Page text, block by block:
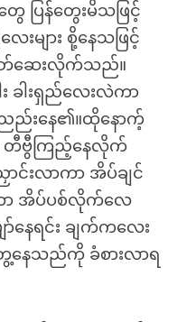
ပြန်တွေးမိသဖြင့်
များ စို့နေသဖြင့်
တ်ဆေးလိုက်သည်။
ခါးရှည်လေးလဲကာ
ညည်းနေ၏။ထိုနောက့်
း တီဗွီကြည့်နေလိုက်
းလာကာ အိပ်ချင်
ာ အိပ်ပစ်လိုက်လေ
နေရင်း ချက်ကလေး
နေသည်ကို ခံစားလာရ